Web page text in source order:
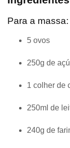
Para a massa:
5 ovos
250g de
1 colher de
250ml de
240g de